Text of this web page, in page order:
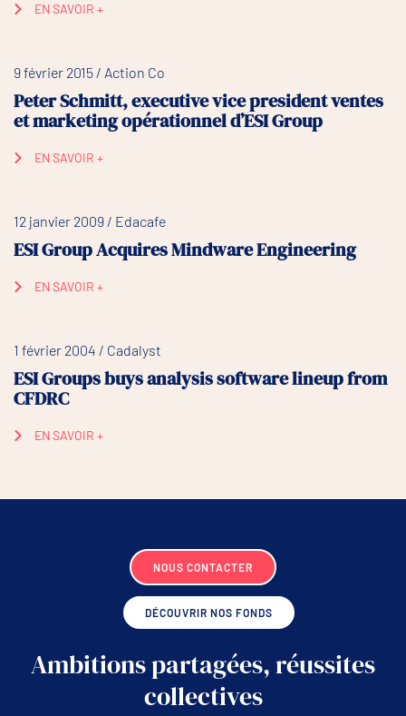
EN SAVOIR +
9 février 2015 / Action Co
Peter Schmitt, executive vice president ventes
et marketing opérationnel d’ESI Group
EN SAVOIR +
12 janvier 2009 / Edacafe
ESI Group Acquires Mindware Engineering
EN SAVOIR +
1 février 2004 / Cadalyst
ESI Groups buys analysis software lineup from
CFDRC
EN SAVOIR +
NOUS CONTACTER
DÉCOUVRIR NOS FONDS
Ambitions partagées, réussites
collectives